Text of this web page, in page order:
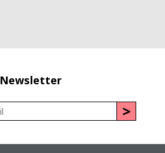
Newsletter